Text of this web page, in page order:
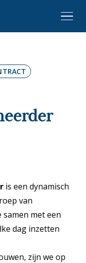
is een dynamisch
van
met een
dag inzetten
zijn we op